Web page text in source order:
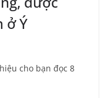
ở Ý
cho bạn đọc 8